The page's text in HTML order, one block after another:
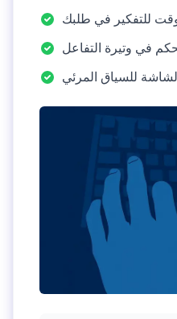
للتفكير في طلبك
في وتيرة التفاعل
للسياق المرئي